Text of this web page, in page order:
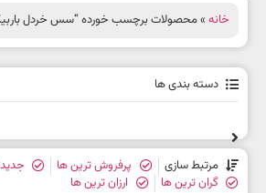
خانه » محصولات برچسب خورده “سس خردل
دسته بندی ها
مرتبط سازی پرفروش ترین ها
گران ترین ها
ارزان ترین ها